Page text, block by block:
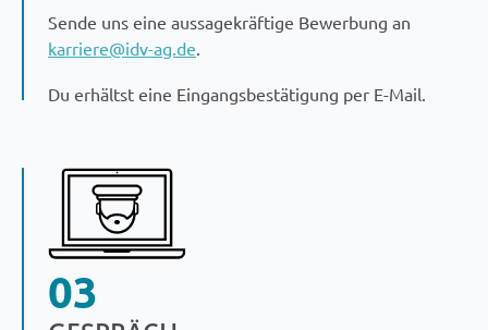
Sende uns eine aussagekräftige Bewerbung an
karriere@idv-ag.de.
Du erhältst eine Eingangsbestätigung per E-Mail.
03